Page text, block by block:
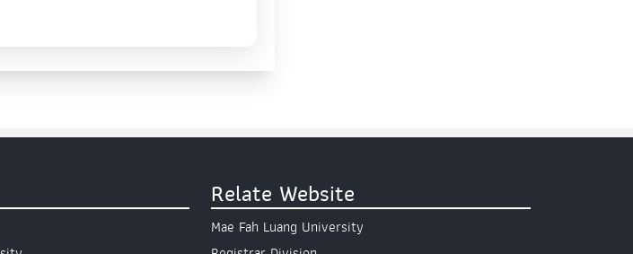
Relate Website
Mae Fah Luang University